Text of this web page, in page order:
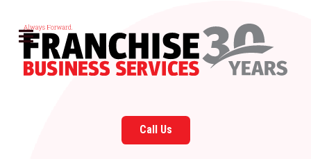
Call Us